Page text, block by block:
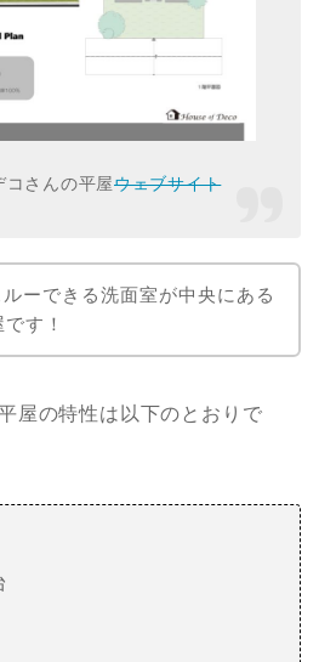
コさんの平屋ウェブサイト
ーできる洗面室が中央にある
す！
屋の特性は以下のとおりで